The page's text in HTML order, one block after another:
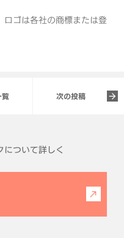
ゴは各社の商標または登
覧 次の投稿
ついて詳しく